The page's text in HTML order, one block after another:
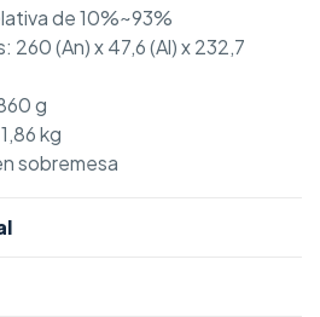
de 10%~93%
260 (An) x 47,6 (Al) x 232,7
g
kg
sobremesa